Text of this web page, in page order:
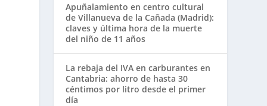
Apuñalamiento en centro cultural
de Villanueva de la Cañada (Madrid):
claves y última hora de la muerte
del niño de 11 años
La rebaja del IVA en carburantes en
Cantabria: ahorro de hasta 30
céntimos por litro desde el primer
día